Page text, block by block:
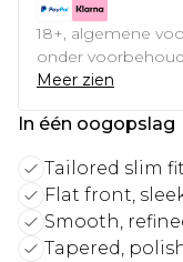
18+, algemene
onder
Meer zien
In één oogopslag
Tailored slim
Flat front,
Smooth,
Tapered,